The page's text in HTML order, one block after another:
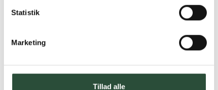
Statistik
Marketing
Tillad alle